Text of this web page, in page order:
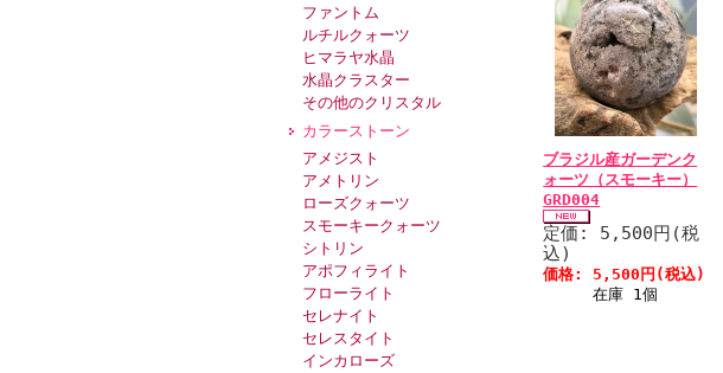
ファントム
ルチルクォーツ
ヒマラヤ水晶
水晶クラスター
その他のクリスタル
カラーストーン
アメジスト
アメトリン
ローズクォーツ
スモーキークォーツ
シトリン
アポフィライト
フローライト
セレナイト
セレスタイト
インカローズ
ブラジル産ガーデンク
ォーツ（スモーキー）
GRD004
定価: 5,500円(税
込)
価格: 5,500円(税込)
在庫 1個